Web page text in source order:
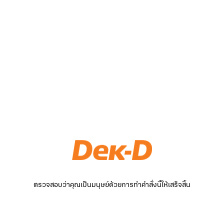
ตรวจสอบว่าคุณเป็นมนุษย์ด้วยการทำคำสั่งนี้ให้เสร็จสิ้น